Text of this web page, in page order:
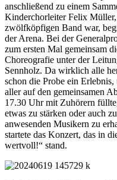
anschließend zu einem
Kinderchorleiter Felix
zwölfköpfigen Band war,
der Arena. Bei der
zum ersten Mal gemeinsam
Choreografie unter der
Sennholz. Da wirklich alle
schon die Probe ein
aller auf den gemeinsamen
17.30 Uhr mit Zuhörern
etwas zu stärken oder auch
anwesenden Musikern zu
startete das Konzert, das in
wertvoll!“ stand.